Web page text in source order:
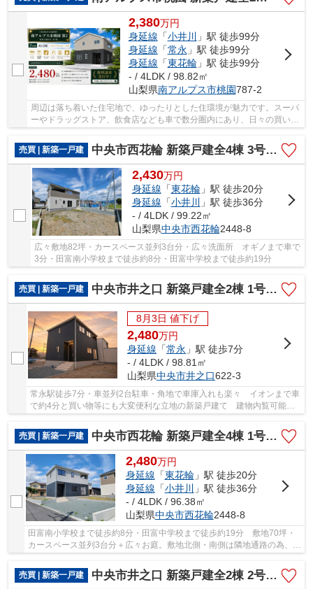
2,380万円
身延線 「小井川
」駅 徒歩99分
身延線 「常永 」駅 徒歩99分
身延線 「東花輪 」駅 徒歩99分
- / 4LDK / 98.82㎡
山梨県南アルプス市桃園787-2
周辺は落ち着いた住宅地で、ゆったりとした住環境が魅力です。スーパ
ーやドラッグストア、飲食店なども車で数分圏内にあり、日々の買い物
売買 | 新築一戸建
中央市西花輪 新築戸建全4棟 3号棟 車並列3台 敷地82坪
2,430万円
身延線 「東花輪 」駅 徒歩20分
身延線 「小井川
」駅 徒歩36分
- / 4LDK / 99.22㎡
山梨県中央市西花輪2448-8
広々敷地82坪・カースペース並列3台分・広々洗面所 オギノまで車で
3分・田富南小学校まで徒歩約8分・田富中学校まで徒歩約19分
売買 | 新築一戸建 中央市井之口 新築戸建全2棟 1号棟 常永駅歩7分 車並列2台
8月3日 値下げ
2,480万円
身延線 「常永 」駅 徒歩7分
- / 4LDK / 98.81㎡
山梨県中央市井之口622‐3
常永駅徒歩7分・車並列2台駐車・角地で車庫入れも楽々 イオンまで車
で約4分と買い物等にも大変便利な立地の新築戸建て 建物内覧可能。
お気軽にお問合せください。
売買 | 新築一戸建
中央市西花輪 新築戸建全4棟 1号棟 車並列3台 敷地70坪
2,480万円
身延線 「東花輪 」駅 徒歩20分
身延線 「小井川
」駅 徒歩36分
- / 4LDK / 96.38㎡
山梨県中央市西花輪2448-8
田富南小学校まで徒歩約8分・田富中学校まで徒歩約19分 敷地70坪・
カースペース並列3台分＋広々お庭。敷地北側・南側は隣地通路の為、開
放感がございます。 広いインナーバルコニー
売買 | 新築一戸建
中央市井之口 新築戸建全2棟 2号棟 常永駅歩7分 車3台